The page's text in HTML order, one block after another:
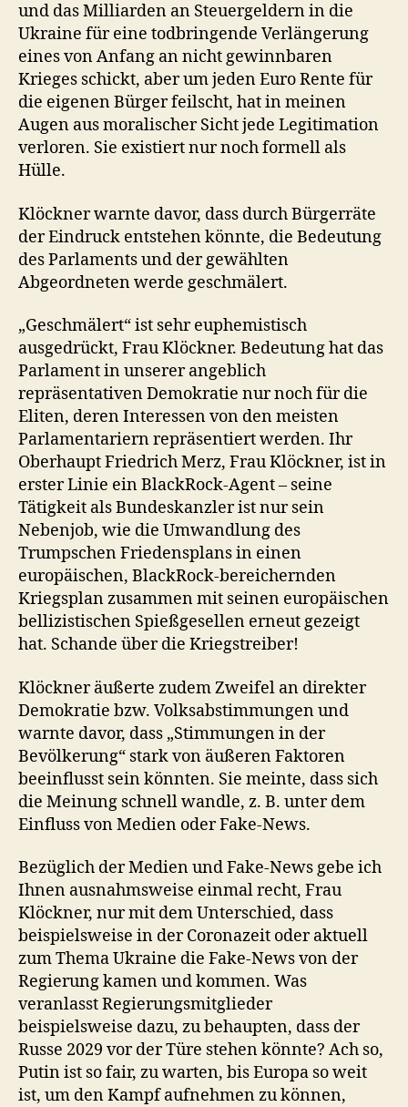
und das Milliarden an Steuergeldern in die
Ukraine für eine todbringende Verlängerung
eines von Anfang an nicht gewinnbaren
Krieges schickt, aber um jeden Euro Rente für
die eigenen Bürger feilscht, hat in meinen
Augen aus moralischer Sicht jede Legitimation
verloren. Sie existiert nur noch formell als
Hülle.
Klöckner warnte davor, dass durch Bürgerräte
der Eindruck entstehen könnte, die Bedeutung
des Parlaments und der gewählten
Abgeordneten werde geschmälert.
„Geschmälert“ ist sehr euphemistisch
ausgedrückt, Frau Klöckner. Bedeutung hat das
Parlament in unserer angeblich
repräsentativen Demokratie nur noch für die
Eliten, deren Interessen von den meisten
Parlamentariern repräsentiert werden. Ihr
Oberhaupt Friedrich Merz, Frau Klöckner, ist in
erster Linie ein BlackRock-Agent – seine
Tätigkeit als Bundeskanzler ist nur sein
Nebenjob, wie die Umwandlung des
Trumpschen Friedensplans in einen
europäischen, BlackRock-bereichernden
Kriegsplan zusammen mit seinen europäischen
bellizistischen Spießgesellen erneut gezeigt
hat. Schande über die Kriegstreiber!
Klöckner äußerte zudem Zweifel an direkter
Demokratie bzw. Volksabstimmungen und
warnte davor, dass „Stimmungen in der
Bevölkerung“ stark von äußeren Faktoren
beeinflusst sein könnten. Sie meinte, dass sich
die Meinung schnell wandle, z. B. unter dem
Einfluss von Medien oder Fake-News.
Bezüglich der Medien und Fake-News gebe ich
Ihnen ausnahmsweise einmal recht, Frau
Klöckner, nur mit dem Unterschied, dass
beispielsweise in der Coronazeit oder aktuell
zum Thema Ukraine die Fake-News von der
Regierung kamen und kommen. Was
veranlasst Regierungsmitglieder
beispielsweise dazu, zu behaupten, dass der
Russe 2029 vor der Türe stehen könnte? Ach so,
Putin ist so fair, zu warten, bis Europa so weit
ist, um den Kampf aufnehmen zu können,